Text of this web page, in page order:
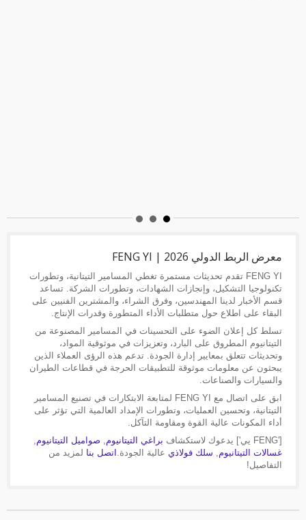
معرض الربط الدولي 2026 | FENG YI
FENG YI تقدم تحديثات مستمرة تغطي المسامير التيتانية، وتطورات
تكنولوجيا التشكيل، وإنجازات الشهادات، وتطورات الشركة. تساعد
قسم الأخبار لدينا المهندسين، وفرق الشراء، والمشترين الفنيين على
البقاء على اطلاع حول متطلبات الأداء المتطورة وقدرات الإنتاج.
تسلط كل إعلان الضوء على التحسينات في المسامير المصنوعة من
التيتانيوم المطروق على البارد، وتعزيزات في موثوقية المواد،
وتحديثات تتعلق بمعايير إدارة الجودة. تدعم هذه الرؤى العملاء الذين
يبحثون عن معلومات موثوقة للتطبيقات الحرجة في قطاعات الطيران
والسيارات والصناعات.
ابق على اتصال مع FENG YI لمتابعة الابتكارات في تصنيع المسامير
التيتانية، وتحسين العمليات، وتطورات الإمداد العالمية التي تؤثر على
أداء المكونات عالية القوة ومقاومة التآكل.
['FENG يي'] يدعوك لاستكشاف
براغي التيتانيوم صواميل التيتانيوم
غسالات التيتانيوم
سلك فولاذي عالية الجودة. اتصل بنا لمزيد من
التفاصيل!